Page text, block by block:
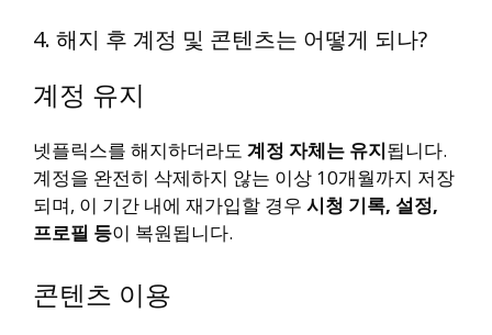
4. 해지 후 계정 및 콘텐츠는 어떻게 되나?
계정 유지
넷플릭스를 해지하더라도 계정 자체는 유지됩니다.
계정을 완전히 삭제하지 않는 이상 10개월까지 저장
되며, 이 기간 내에 재가입할 경우 시청 기록, 설정,
프로필 등이 복원됩니다.
콘텐츠 이용